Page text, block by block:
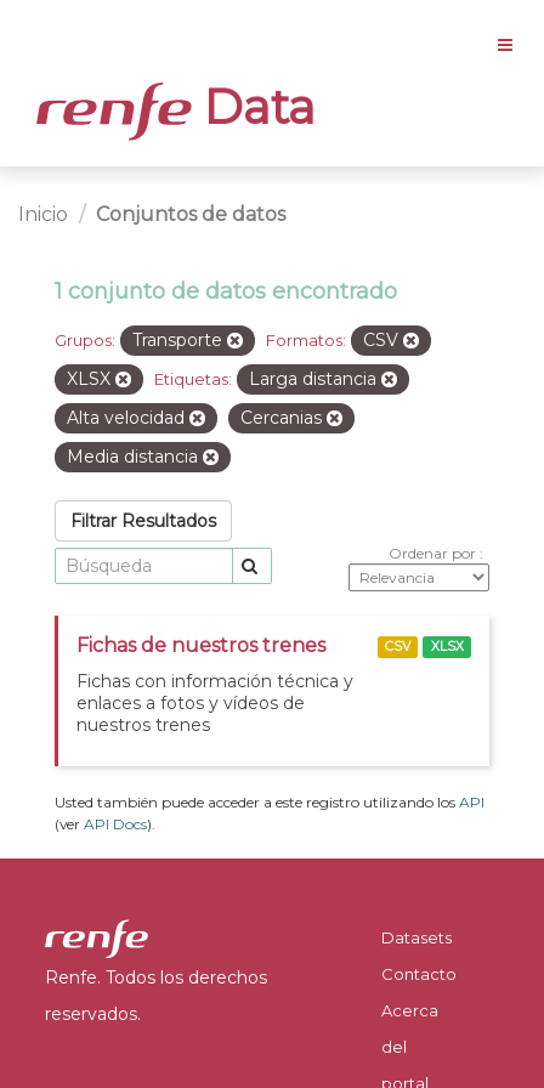
Data
Inicio Conjuntos de datos
1 conjunto de datos encontrado
Grupos: Transporte Formatos:
CSV
XLSX
Etiquetas:
Larga distancia
Alta velocidad
Cercanias
Media distancia
Filtrar Resultados
Ordenar por
Fichas de nuestros trenes
Fichas con información técnica y
enlaces a fotos y vídeos de
nuestros trenes
CSV XLSX
Usted también puede acceder a este registro utilizando los API
(ver API Docs).
Renfe. Todos los derechos
reservados.
Datasets
Contacto
Acerca
del
portal